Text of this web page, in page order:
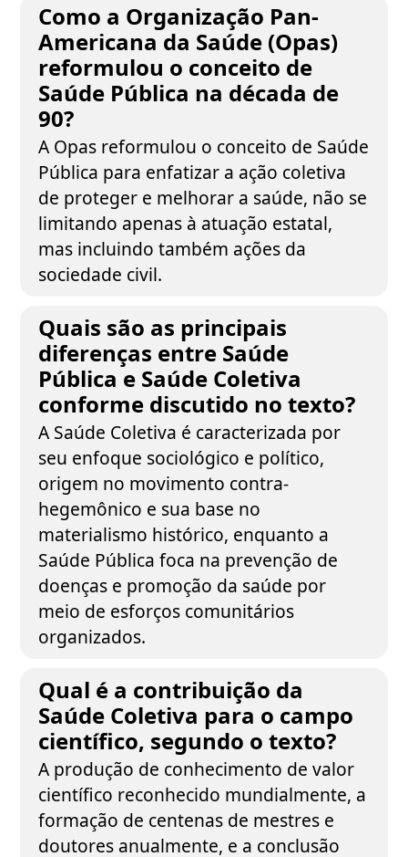
Como a Organização Pan-
Americana da Saúde (Opas)
reformulou o conceito de
Saúde Pública na década de
90?
A Opas reformulou o conceito de Saúde
Pública para enfatizar a ação coletiva
de proteger e melhorar a saúde, não se
limitando apenas à atuação estatal,
mas incluindo também ações da
sociedade civil.
Quais são as principais
diferenças entre Saúde
Pública e Saúde Coletiva
conforme discutido no texto?
A Saúde Coletiva é caracterizada por
seu enfoque sociológico e político,
origem no movimento contra-
hegemônico e sua base no
materialismo histórico, enquanto a
Saúde Pública foca na prevenção de
doenças e promoção da saúde por
meio de esforços comunitários
organizados.
Qual é a contribuição da
Saúde Coletiva para o campo
científico, segundo o texto?
A produção de conhecimento de valor
científico reconhecido mundialmente, a
formação de centenas de mestres e
doutores anualmente, e a conclusão